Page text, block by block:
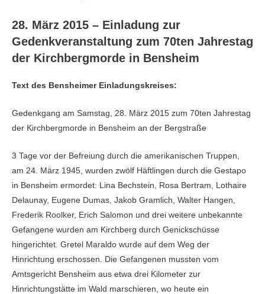
28. März 2015 – Einladung zur
Gedenkveranstaltung zum 70ten Jahrestag
der Kirchbergmorde in Bensheim
Text des Bensheimer Einladungskreises:
Gedenkgang am Samstag, 28. März 2015 zum 70ten Jahrestag
der Kirchbergmorde in Bensheim an der Bergstraße
3 Tage vor der Befreiung durch die amerikanischen Truppen,
am 24. März 1945, wurden zwölf Häftlingen durch die Gestapo
in Bensheim ermordet: Lina Bechstein, Rosa Bertram, Lothaire
Delaunay, Eugene Dumas, Jakob Gramlich, Walter Hangen,
Frederik Roolker, Erich Salomon und drei weitere unbekannte
Gefangene wurden am Kirchberg durch Genickschüsse
hingerichtet. Gretel Maraldo wurde auf dem Weg der
Hinrichtung erschossen. Die Gefangenen mussten vom
Amtsgericht Bensheim aus etwa drei Kilometer zur
Hinrichtungstätte im Wald marschieren, wo heute ein